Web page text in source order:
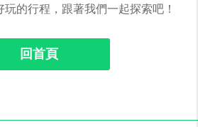
的行程，跟著我們一起探索吧！
回首頁